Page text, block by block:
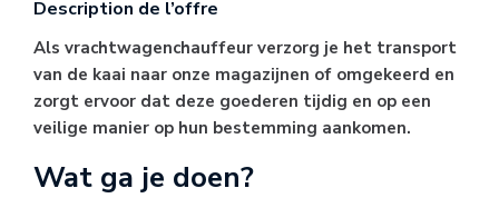
Description de l’offre
Als vrachtwagenchauffeur verzorg je het transport
van de kaai naar onze magazijnen of omgekeerd en
zorgt ervoor dat deze goederen tijdig en op een
veilige manier op hun bestemming aankomen.
Wat ga je doen?